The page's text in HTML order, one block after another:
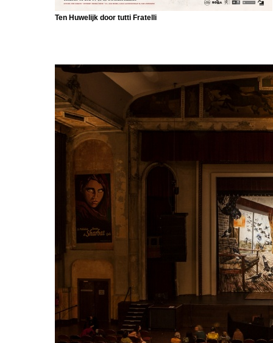
Ten Huwelijk door tutti Fratelli